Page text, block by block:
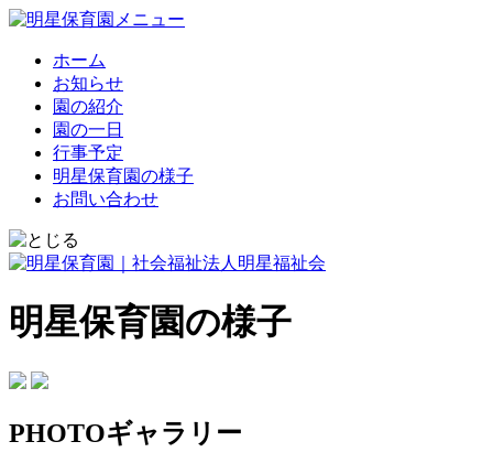
ホーム
お知らせ
園の紹介
園の一日
行事予定
明星保育園の様子
お問い合わせ
明星保育園の様子
PHOTOギャラリー